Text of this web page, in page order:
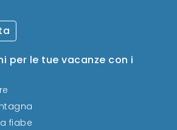
per le tue vacanze con i
fiabe